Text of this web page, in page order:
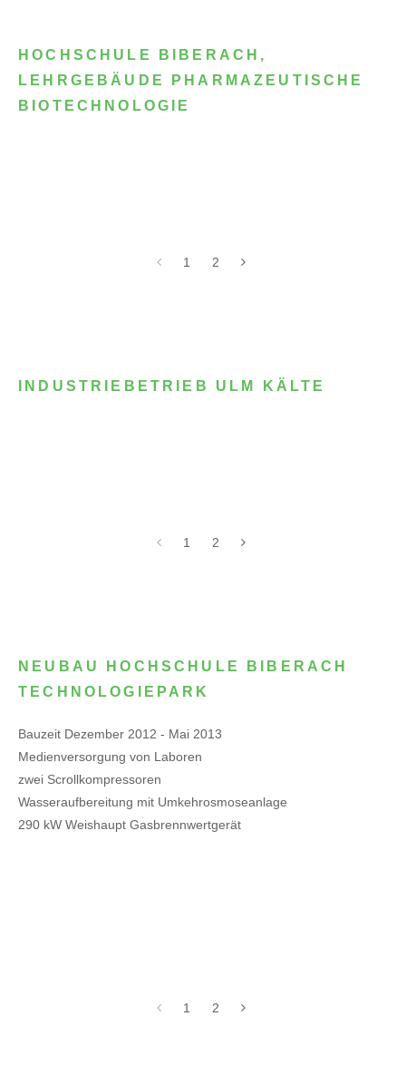
HOCHSCHULE BIBERACH,
LEHRGEBÄUDE PHARMAZEUTISCHE
BIOTECHNOLOGIE
1 2
INDUSTRIEBETRIEB ULM KÄLTE
1 2
NEUBAU HOCHSCHULE BIBERACH
TECHNOLOGIEPARK
Bauzeit Dezember 2012 - Mai 2013
Medienversorgung von Laboren
zwei Scrollkompressoren
Wasseraufbereitung mit Umkehrosmoseanlage
290 kW Weishaupt Gasbrennwertgerät
1 2